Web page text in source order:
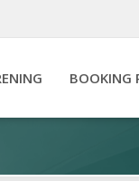
BOOKING